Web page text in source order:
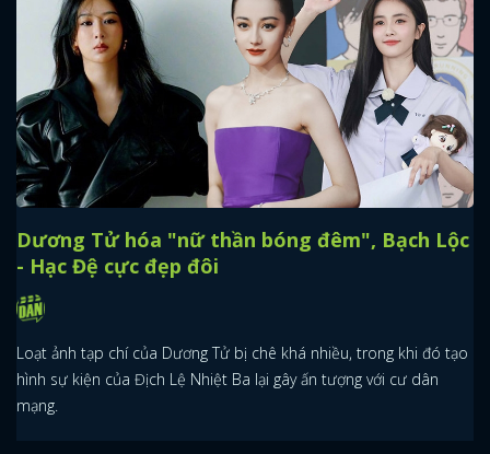
Dương Tử hóa "nữ thần bóng đêm", Bạch Lộc
- Hạc Đệ cực đẹp đôi
Loạt ảnh tạp chí của Dương Tử bị chê khá nhiều, trong khi đó tạo
hình sự kiện của Địch Lệ Nhiệt Ba lại gây ấn tượng với cư dân
mạng.